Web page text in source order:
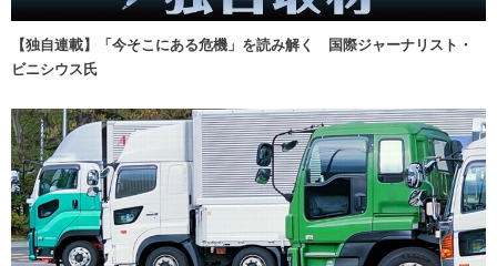
【独自連載】「今そこにある危機」を読み解く 国際ジャーナリスト・
ビニシウス氏